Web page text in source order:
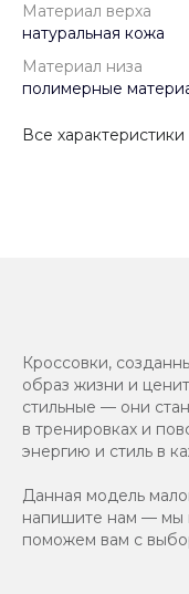
Материал верха
натуральная кожа
Материал низа
полимерные
Все характеристики
Кроссовки,
образ жизни и
стильные — они
в тренировках и
энергию и стиль в
Данная модель
напишите нам — мы
поможем вам с